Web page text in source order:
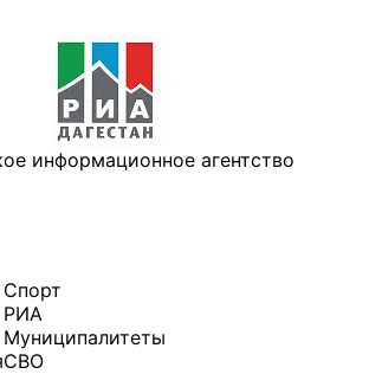
информационное агентство
Спорт
РИА
Муниципалитеты
СВО